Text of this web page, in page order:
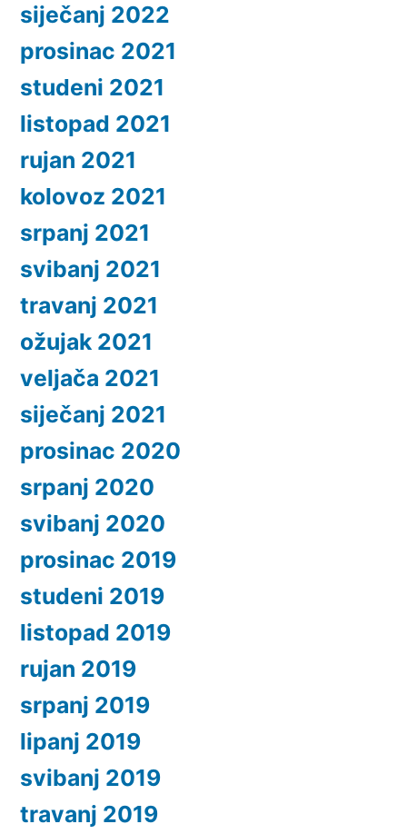
siječanj 2022
prosinac 2021
studeni 2021
listopad 2021
rujan 2021
kolovoz 2021
srpanj 2021
svibanj 2021
travanj 2021
ožujak 2021
veljača 2021
siječanj 2021
prosinac 2020
srpanj 2020
svibanj 2020
prosinac 2019
studeni 2019
listopad 2019
rujan 2019
srpanj 2019
lipanj 2019
svibanj 2019
travanj 2019